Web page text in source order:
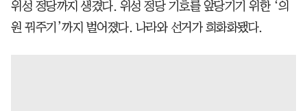
위성 정당까지 생겼다. 위성 정당 기호를 앞당기기 위한 ‘의
원 꿔주기’까지 벌어졌다. 나라와 선거가 희화화됐다.